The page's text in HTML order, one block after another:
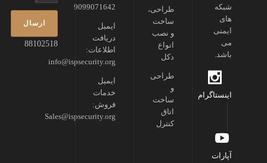
88102518
9099071642
ایمیل
دریافت
اطلاعات:
info@ispsecurity.org
ایمیل
خدمات
فروش:
Sales@ispsecurity.org
طراحی،
ساخت
و نصب
انواع
دکل
طراحی
و
ساخت
اتاق
کنترل
شبکه
های
ایمنی
می
باشد.
اینستاگرام
آپارات